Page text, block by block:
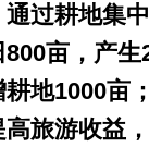
通过耕地集
亩，产
地1000亩
旅游收益